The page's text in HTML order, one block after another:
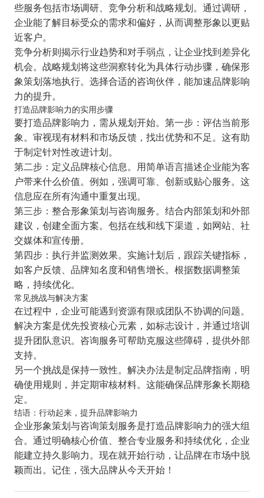
些服务包括市场调研、竞争分析和战略规划。通过调研，
企业能了解目标受众的需求和偏好，从而调整形象以更贴
近客户。
竞争分析则揭示行业趋势和对手弱点，让企业找到差异化
机会。战略规划将这些洞察转化为具体行动步骤，确保形
象策划落地执行。选择合适的咨询伙伴，能加速品牌影响
力的提升。
打造品牌影响力的实用步骤
要打造品牌影响力，需从规划开始。第一步：评估当前形
象。审视现有材料和市场反馈，找出优势和不足。这有助
于制定针对性改进计划。
第二步：定义品牌核心信息。用简单语言描述企业能为客
户带来什么价值。例如，强调可靠、创新或贴心服务。这
信息应在所有沟通中重复出现。
第三步：整合形象策划与咨询服务。结合内部策划和外部
建议，创建全面方案。包括在线和线下渠道，如网站、社
交媒体和宣传册。
第四步：执行并监测效果。实施计划后，跟踪关键指标，
如客户反馈、品牌知名度和销售增长。根据数据调整策
略，持续优化。
常见挑战与解决方案
在过程中，企业可能遇到资源有限或团队不协调的问题。
解决方案是优先投资核心元素，如标志设计，并通过培训
提升团队意识。咨询服务可帮助克服这些障碍，提供外部
支持。
另一个挑战是保持一致性。解决办法是制定品牌指南，明
确使用规则，并定期审核材料。这能确保品牌形象长期稳
定。
结语：行动起来，提升品牌影响力
企业形象策划与咨询策划服务是打造品牌影响力的强大组
合。通过明确核心价值、整合专业服务和持续优化，企业
能建立持久影响力。现在就开始行动，让品牌在市场中脱
颖而出。记住，强大品牌从今天开始！